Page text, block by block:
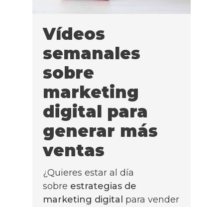
Vídeos
semanales
sobre
marketing
digital para
generar más
ventas
¿Quieres estar al día
sobre estrategias de
marketing digital para vender